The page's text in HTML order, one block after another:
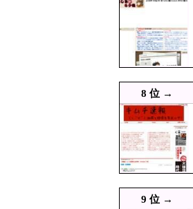
08/08 16:00
08/08 16:00
08/08 15:55
08/08 15:49
08/08 15:47
08/08 15:38
08/08 15:31
8 位 →
9 位 →